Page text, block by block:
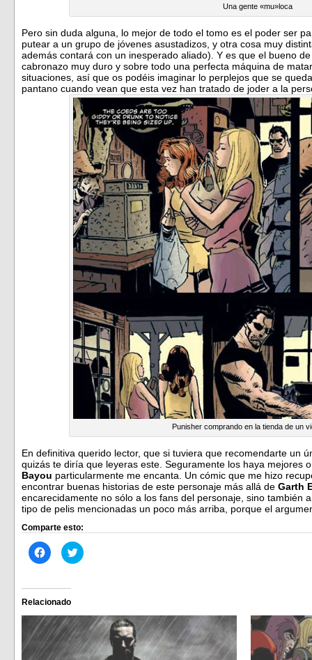
Una gente «mu»loca
Pero sin duda alguna, lo mejor de todo el tomo es el poder ser
putear a un grupo de jóvenes asustadizos, y otra cosa muy
además contará con un inesperado aliado). Y es que el bueno
cabronazo muy duro y sobre todo una perfecta máquina de
situaciones, así que os podéis imaginar lo perplejos que se
pantano cuando vean que esta vez han tratado de joder a la
Punisher comprando en la tienda de un
En definitiva querido lector, que si tuviera que recomendarte un
quizás te diría que leyeras este. Seguramente los haya mejores
Bayou particularmente me encanta. Un cómic que me hizo
encontrar buenas historias de este personaje más allá de Garth
encarecidamente no sólo a los fans del personaje, sino también
tipo de pelis mencionadas un poco más arriba, porque el
Comparte esto:
Haz
clic
Facebook
(Se
abre
en
una
ventana
nueva)
Haz
clic
en
una
ventana
nueva)
Relacionado